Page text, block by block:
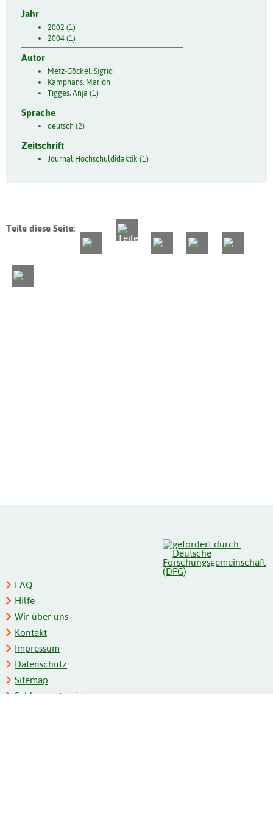
Jahr
2002 (1)
2004 (1)
Autor
Metz-Göckel, Sigrid
Kamphans, Marion
Tigges, Anja (1)
Sprache
deutsch (2)
Zeitschrift
Journal Hochschuldidaktik (1)
Teile diese Seite:
FAQ
Hilfe
Wir über uns
Kontakt
Impressum
Datenschutz
Sitemap
Schlagwortregister